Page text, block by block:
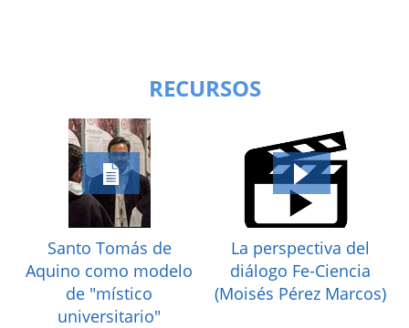
RECURSOS
Santo Tomás de
Aquino como modelo
de "místico
universitario"
La perspectiva del
diálogo Fe-Ciencia
(Moisés Pérez Marcos)